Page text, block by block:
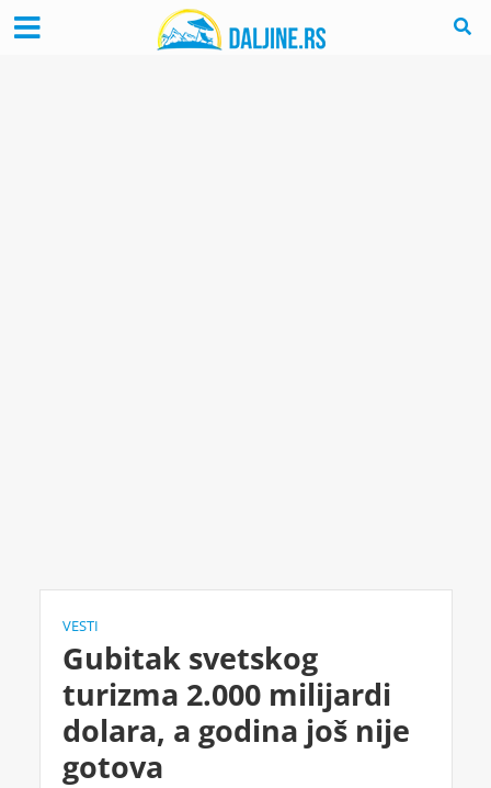
VESTI
Gubitak svetskog
turizma 2.000 milijardi
dolara, a godina još nije
gotova